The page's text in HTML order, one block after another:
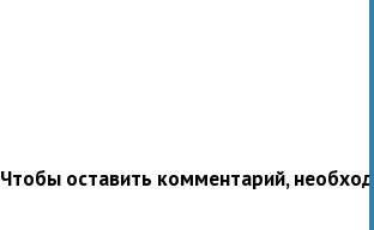
Чтобы оставить комментарий,